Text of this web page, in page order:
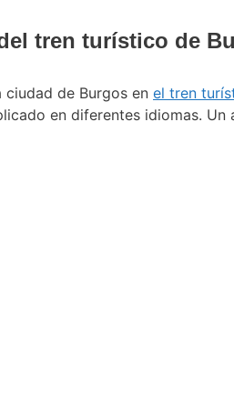
tren turístico de
ciudad de Burgos en el tren
en diferentes idiomas.